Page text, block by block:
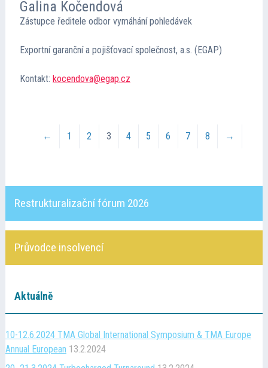
Galina Kočendová
Zástupce ředitele odbor vymáhání pohledávek
Exportní garanční a pojišťovací společnost, a.s. (EGAP)
Kontakt: kocendova@egap.cz
← 1 2 3 4 5 6 7 8 →
Restrukturalizační fórum 2026
Průvodce insolvencí
Aktuálně
10-12.6.2024 TMA Global International Symposium & TMA Europe
Annual European 13.2.2024